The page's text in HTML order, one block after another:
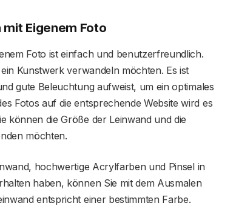
mit Eigenem Foto
Foto ist einfach und benutzerfreundlich.
Kunstwerk verwandeln möchten. Es ist
gute Beleuchtung aufweist, um ein optimales
Fotos auf die entsprechende Website wird es
können die Größe der Leinwand und die
möchten.
hochwertige Acrylfarben und Pinsel in
haben, können Sie mit dem Ausmalen
entspricht einer bestimmten Farbe.